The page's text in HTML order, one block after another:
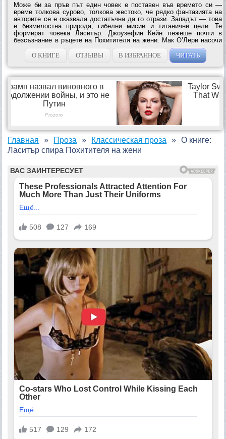
Може би за пръв път един човек е поставен във времето си —
време толкова сурово, толкова жестоко, че рядко фантазията на
авторите се е оказвала достатъчна да го отрази. Западът — това
е безмилостна природа, гибелни мисии и титанични цели. Те
формират човека Ласитър. Джоузефин Кейн лежеше почти в
безсъзнание в ръцете на Похитителя на жени. Мак О’Лери насочи
револвера си към гърдите на Ласитър. — Отдръпни се! — каза
той. —...О КНИГЕ ОТЗЫВЫ В ИЗБРАННОЕ ЧИТАТЬ
Главная Проза Классическая проза
О книге:
Ласитър спира Похитителя на жени